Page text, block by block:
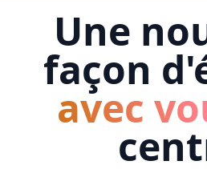
Une
façon
avec